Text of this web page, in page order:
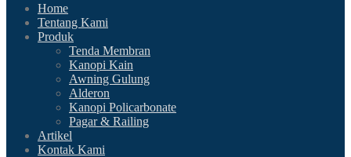
Home
Tentang Kami
Produk
Tenda Membran
Kanopi Kain
Awning Gulung
Alderon
Kanopi Policarbonate
Pagar & Railing
Artikel
Kontak Kami